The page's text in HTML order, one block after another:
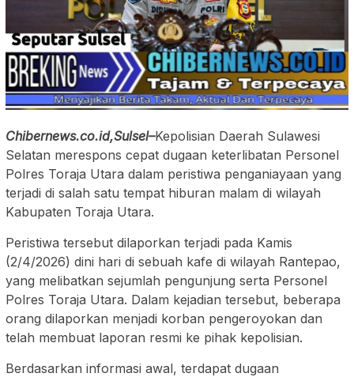
Chibernews.co.id,Sulsel–Kepolisian Daerah Sulawesi
Selatan merespons cepat dugaan keterlibatan Personel
Polres Toraja Utara dalam peristiwa penganiayaan yang
terjadi di salah satu tempat hiburan malam di wilayah
Kabupaten Toraja Utara.
Peristiwa tersebut dilaporkan terjadi pada Kamis
(2/4/2026) dini hari di sebuah kafe di wilayah Rantepao,
yang melibatkan sejumlah pengunjung serta Personel
Polres Toraja Utara. Dalam kejadian tersebut, beberapa
orang dilaporkan menjadi korban pengeroyokan dan
telah membuat laporan resmi ke pihak kepolisian.
Berdasarkan informasi awal, terdapat dugaan